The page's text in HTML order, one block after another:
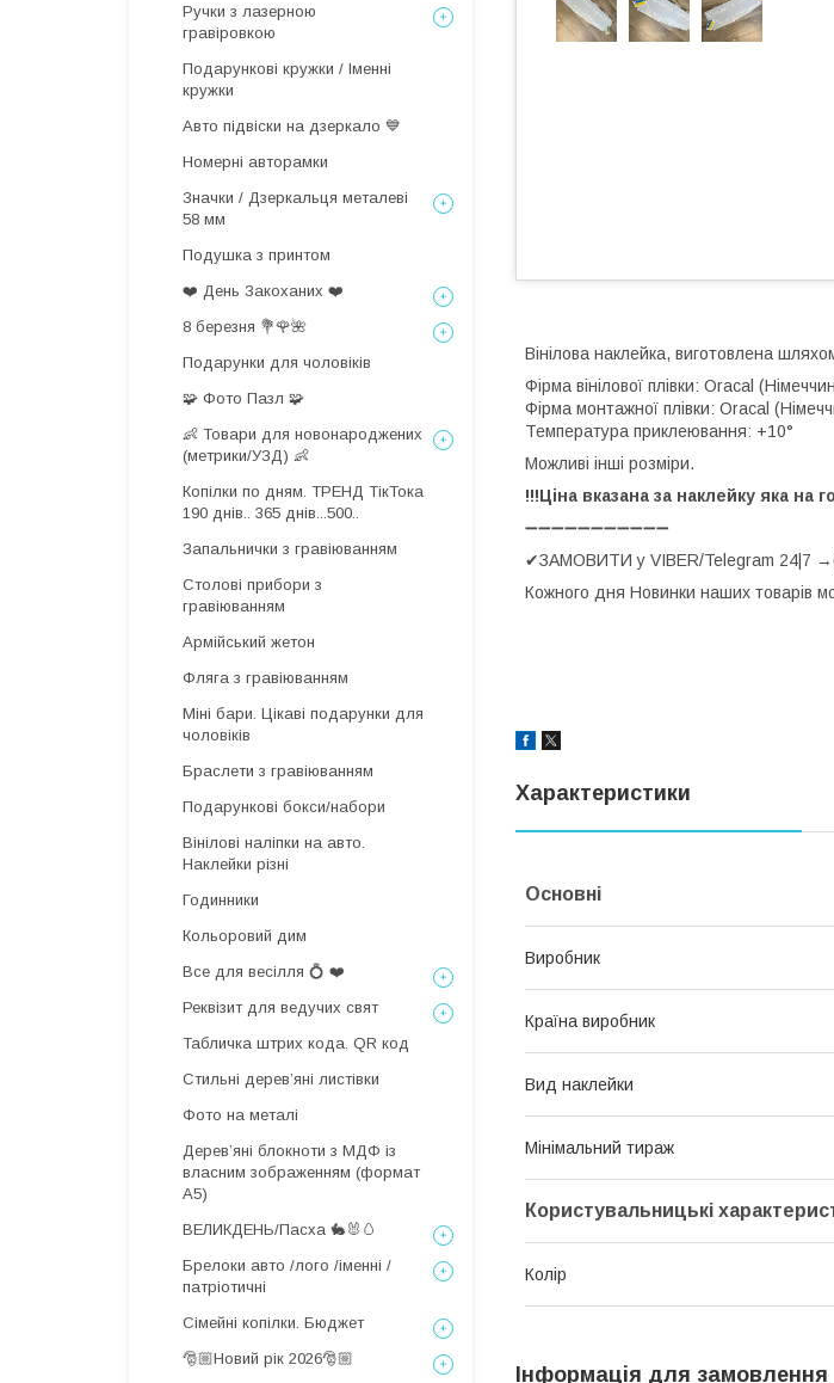
Вінілова наклейка, виготовлена
Фірма вінілової плівки: Oracal
Фірма монтажної плівки: Oracal
Температура приклеювання: +10°
Можливі інші розміри.
!!!Ціна вказана за наклейку яка на
➖➖➖➖➖➖➖➖➖➖➖
✔ЗАМОВИТИ у VIBER/Telegram 24|7
Кожного дня Новинки наших товарів
Характеристики
Основні
Виробник
Країна виробник
Вид наклейки
Мінімальний тираж
Користувальницькі
Колір
Інформація для замовлення
Ручки з лазерною
гравіровкою
Подарункові кружки / Іменні
кружки
Авто підвіски на дзеркало 💙
Номерні авторамки
Значки / Дзеркальця металеві
58 мм
Подушка з принтом
❤️ День Закоханих ❤️
8 березня 💐🌹🌺
Подарунки для чоловіків
🧩 Фото Пазл 🧩
👶 Товари для новонароджених
(метрики/УЗД) 👶
Копілки по дням. ТРЕНД ТікТока
190 днів.. 365 днів...500..
Запальнички з гравіюванням
Столові прибори з
гравіюванням
Армійський жетон
Фляга з гравіюванням
Міні бари. Цікаві подарунки для
чоловіків
Браслети з гравіюванням
Подарункові бокси/набори
Вінілові наліпки на авто.
Наклейки різні
Годинники
Кольоровий дим
Все для весілля 💍 ❤️
Реквізит для ведучих свят
Табличка штрих кода. QR код
Стильні деревʼяні листівки
Фото на металі
Дерев’яні блокноти з МДФ із
власним зображенням (формат
А5)
ВЕЛИКДЕНЬ/Пасха 🐇🐰🥚
Брелоки авто /лого /іменні /
патріотичні
Сімейні копілки. Бюджет
🎅🏼Новий рік 2026🎅🏼